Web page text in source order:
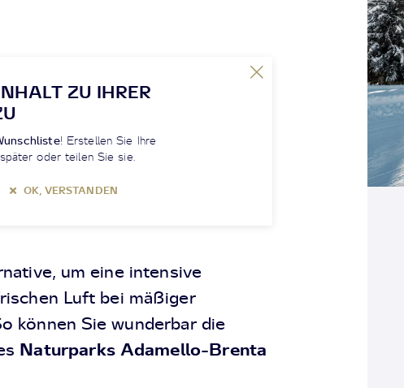
ZU IHRER
! Erstellen Sie Ihre
oder teilen Sie sie.
OK, VERSTANDEN
um eine intensive
Luft bei mäßiger
können Sie wunderbar die
Naturparks Adamello-Brenta